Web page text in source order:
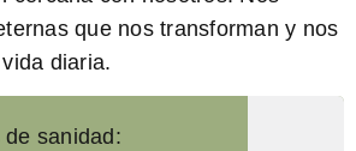
que nos transforman y nos
diaria.
sanidad: